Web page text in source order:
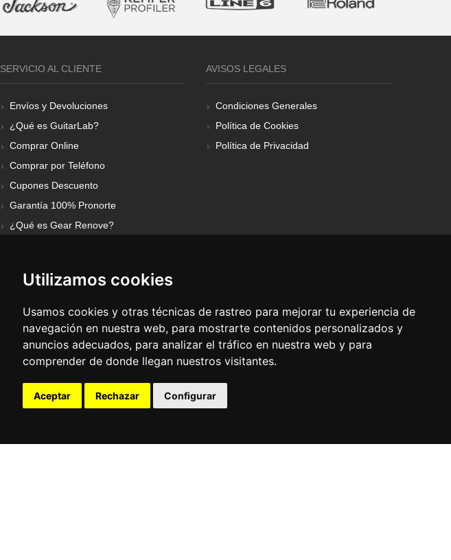
Utilizamos cookies
Usamos cookies y otras técnicas de rastreo para mejorar tu experiencia de
navegación en nuestra web, para mostrarte contenidos personalizados y
anuncios adecuados, para analizar el tráfico en nuestra web y para
comprender de donde llegan nuestros visitantes.
Aceptar Rechazar Configurar
SERVICIO AL CLIENTE
Envíos y Devoluciones
¿Qué es GuitarLab?
Comprar Online
Comprar por Teléfono
Cupones Descuento
Garantía 100% Pronorte
¿Qué es Gear Renove?
AVISOS LEGALES
Condiciones Generales
Política de Cookies
Política de Privacidad
© Pronorte Sonido SL. Todos los derechos reservados.